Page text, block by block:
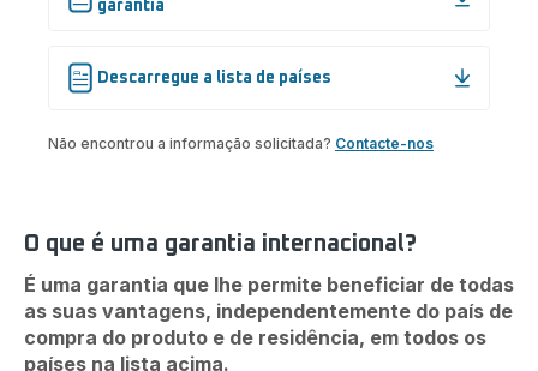
garantia
Descarregue a lista de países
Não encontrou a informação solicitada? Contacte-nos
O que é uma garantia internacional?
É uma garantia que lhe permite beneficiar de todas
as suas vantagens, independentemente do país de
compra do produto e de residência, em todos os
países na lista acima.